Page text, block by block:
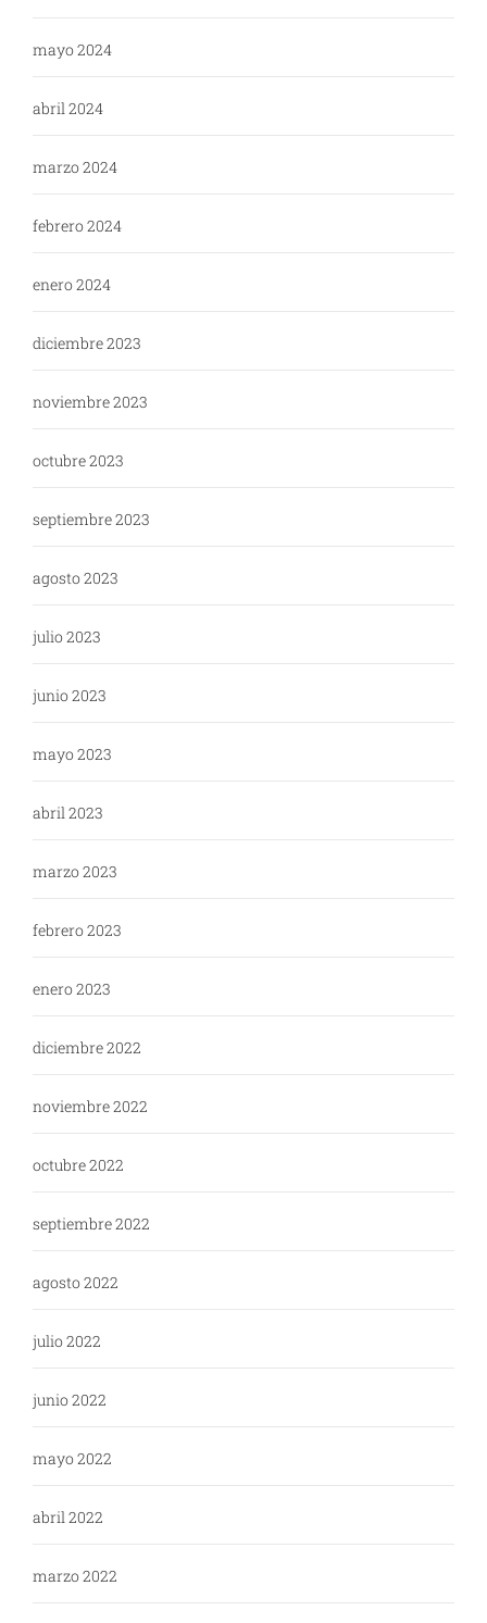
mayo 2024
abril 2024
marzo 2024
febrero 2024
enero 2024
diciembre 2023
noviembre 2023
octubre 2023
septiembre 2023
agosto 2023
julio 2023
junio 2023
mayo 2023
abril 2023
marzo 2023
febrero 2023
enero 2023
diciembre 2022
noviembre 2022
octubre 2022
septiembre 2022
agosto 2022
julio 2022
junio 2022
mayo 2022
abril 2022
marzo 2022